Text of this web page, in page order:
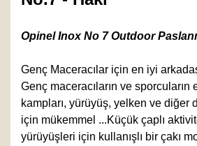
Opinel Inox No 7 Outdoor
Genç Maceracılar için en iyi
Genç maceracıların ve sporcuların
kampları, yürüyüş, yelken ve diğer
için mükemmel ...Küçük çaplı
yürüyüşleri için kullanışlı bir çakı